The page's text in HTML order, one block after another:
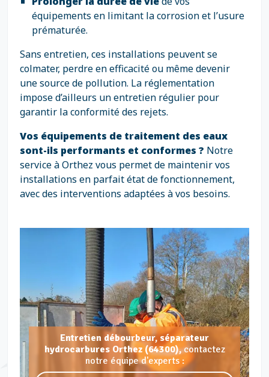
équipements en limitant la corrosion et l’usure
prématurée.
Sans entretien, ces installations peuvent se
colmater, perdre en efficacité ou même devenir
une source de pollution. La réglementation
impose d’ailleurs un entretien régulier pour
garantir la conformité des rejets.
Vos équipements de traitement des eaux
sont-ils performants et conformes ? Notre
service à Orthez vous permet de maintenir vos
installations en parfait état de fonctionnement,
avec des interventions adaptées à vos besoins.
Entretien débourbeur, séparateur
hydrocarbures Orthez (64300),contactez
notre équipe d'experts :